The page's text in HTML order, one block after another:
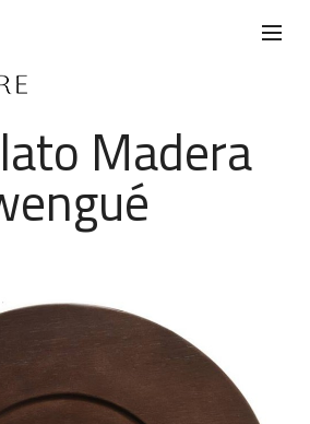
Madera